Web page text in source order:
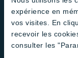
expérience en
vos visites. En
recevoir les
consulter les
qualité
Des
durabilité